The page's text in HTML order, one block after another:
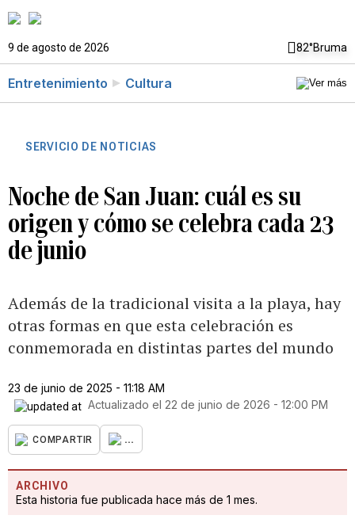
9 de agosto de 2026 82°Bruma
Entretenimiento Cultura
SERVICIO DE NOTICIAS
Noche de San Juan: cuál es su
origen y cómo se celebra cada 23
de junio
Además de la tradicional visita a la playa, hay
otras formas en que esta celebración es
conmemorada en distintas partes del mundo
23 de junio de 2025 - 11:18 AM
Actualizado el 22 de junio de 2026 - 12:00 PM
COMPARTIR ...
ARCHIVO
Esta historia fue publicada hace más de 1 mes.